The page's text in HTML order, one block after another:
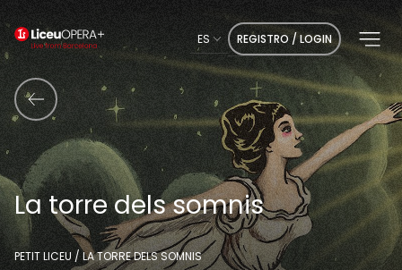
ES REGISTRO / LOGIN
La torre dels somnis
PETIT LICEU / LA TORRE DELS SOMNIS